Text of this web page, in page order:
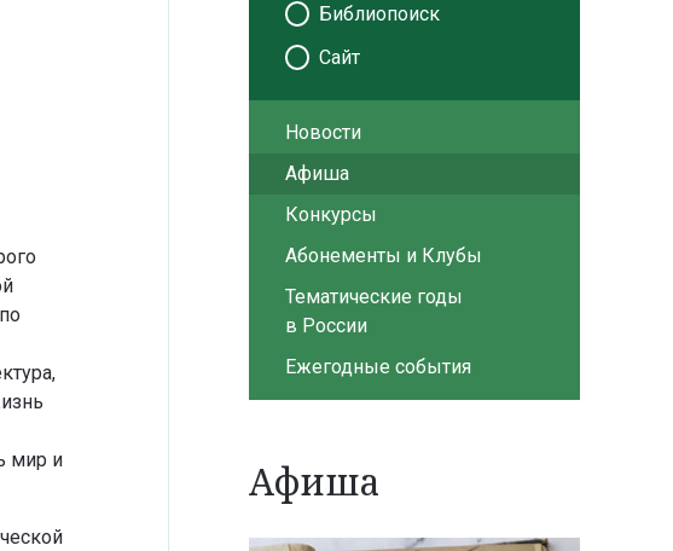
мир и
Библиопоиск
Сайт
Новости
Афиша
Конкурсы
Абонементы и Клубы
Тематические годы
в России
Ежегодные события
Афиша